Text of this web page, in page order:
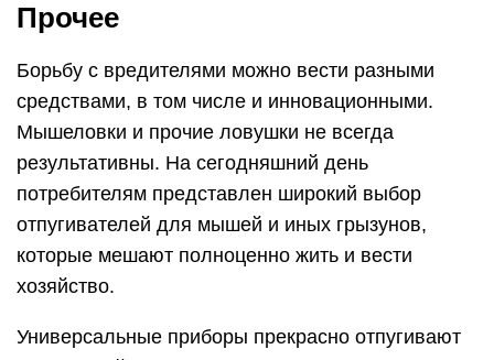
Прочее
Борьбу с вредителями можно вести разными
средствами, в том числе и инновационными.
Мышеловки и прочие ловушки не всегда
результативны. На сегодняшний день
потребителям представлен широкий выбор
отпугивателей для мышей и иных грызунов,
которые мешают полноценно жить и вести
хозяйство.
Универсальные приборы прекрасно отпугивают